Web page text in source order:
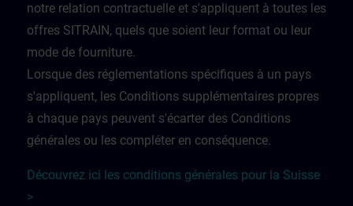
notre relation contractuelle et s'appliquent à toutes les
offres SITRAIN, quels que soient leur format ou leur
mode de fourniture.
Lorsque des réglementations spécifiques à un pays
s'appliquent, les Conditions supplémentaires propres
à chaque pays peuvent s'écarter des Conditions
générales ou les compléter en conséquence.
Découvrez ici les conditions générales pour la Suisse
>